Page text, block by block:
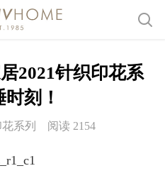
2021针织印花系
刻！
系列 阅读 2154